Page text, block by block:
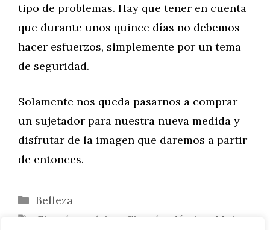
tipo de problemas. Hay que tener en cuenta
que durante unos quince días no debemos
hacer esfuerzos, simplemente por un tema
de seguridad.
Solamente nos queda pasarnos a comprar
un sujetador para nuestra nueva medida y
disfrutar de la imagen que daremos a partir
de entonces.
Categorías
Belleza
Etiquetas
Cirugía estética Cirugía plástica Mujer